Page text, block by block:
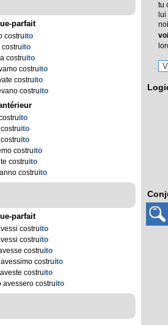
parfait
costruito
costruito
costruito
costruito
costruito
costruito
ito
ito
ito
costruito
costruito
costruito
parfait
costruito
costruito
costruito
costruito
costruito
avessero costruito
tu
voi